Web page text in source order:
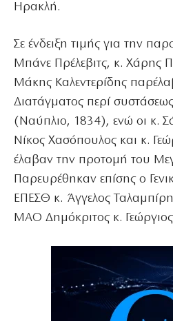
Ηρακλή.
Σε ένδειξη τιμής για την
Μπάνε Πρέλεβιτς, κ. Χάρης
Μάκης Καλεντερίδης
Διατάγματος περί
(Ναύπλιο, 1834), ενώ οι κ.
Νίκος Χασόπουλος και κ.
έλαβαν την προτομή του
Παρευρέθηκαν επίσης ο
ΕΠΕΣΘ κ. Άγγελος
ΜΑΟ Δημόκριτος κ. Γεώργιος